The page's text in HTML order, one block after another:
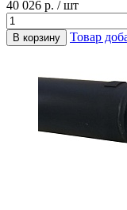
40 026 р. / шт
В корзину Товар